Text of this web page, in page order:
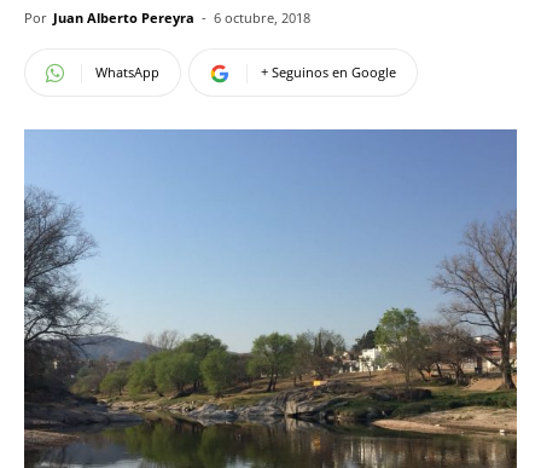
Por Juan Alberto Pereyra - 6 octubre, 2018
WhatsApp + Seguinos en Google